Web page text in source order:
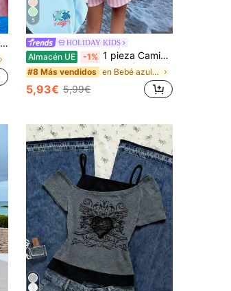
5
HOLIDAY KIDS
Almacén UE -1% 1 pieza Camiseta de manga corta con estampado divertido de tortuga azul claro para niñas, top casual con tema de criaturas marinas, patrón de líneas de animales marinos, cuello redondo, ajuste holgado, tela suave, amigable con la piel y transpirable, estilo versátil para vacaciones en la playa y uso diario, 3 piezas aleatorias, se envía 1 pieza
#8 Más vendidos en Bebé azul Tops para niñas preadolescentes
5,93€ 5,99€